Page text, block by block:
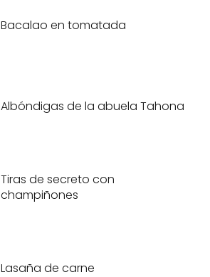
Bacalao en tomatada
Albóndigas de la abuela Tahona
Tiras de secreto con
champiñones
Lasaña de carne